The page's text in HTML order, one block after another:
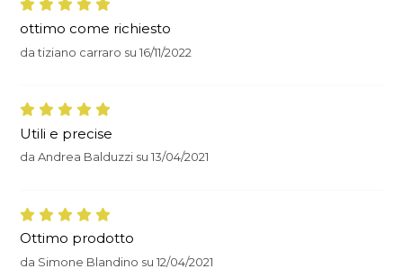
ottimo come richiesto
datiziano carraro su16/11/2022
Utili e precise
daAndrea Balduzzi su13/04/2021
Ottimo prodotto
da Simone Blandino su12/04/2021